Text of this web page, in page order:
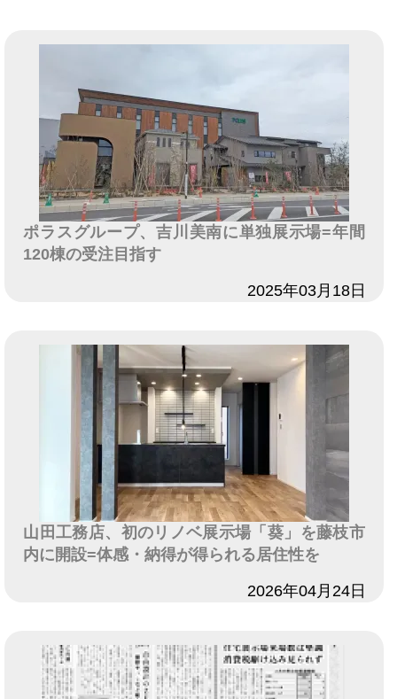
ポラスグループ、吉川美南に単独展示場=年間
120棟の受注目指す
2025年03月18日
山田工務店、初のリノベ展示場「葵」を藤枝市
内に開設=体感・納得が得られる居住性を
2026年04月24日